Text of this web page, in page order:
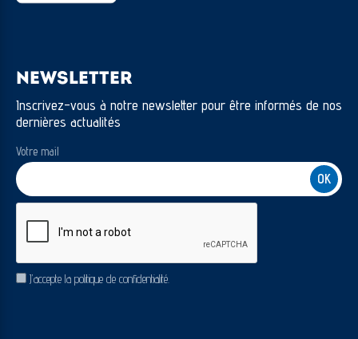
NEWSLETTER
Inscrivez-vous à notre newsletter pour être informés de nos
dernières actualités
Votre mail
RGPDJ’accepte la politique de confidentialité.